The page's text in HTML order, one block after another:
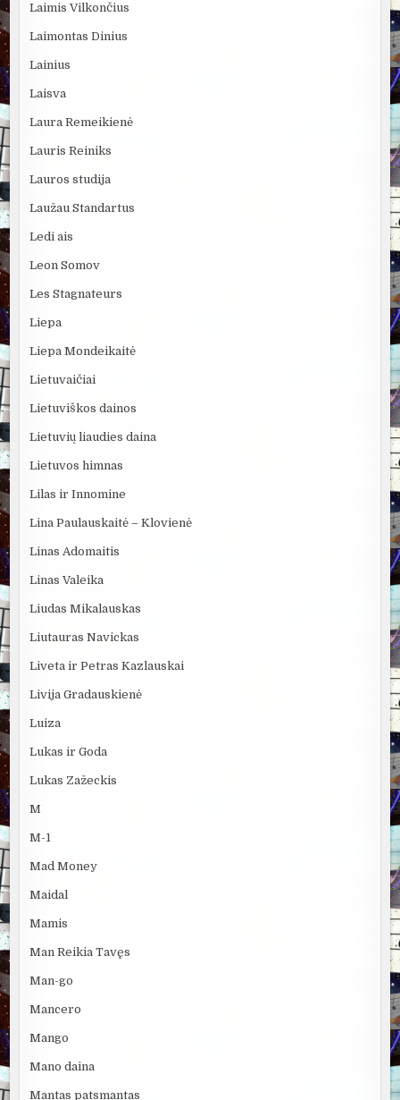
Laimis Vilkončius
Laimontas Dinius
Lainius
Laisva
Laura Remeikienė
Lauris Reiniks
Lauros studija
Laužau Standartus
Ledi ais
Leon Somov
Les Stagnateurs
Liepa
Liepa Mondeikaitė
Lietuvaičiai
Lietuviškos dainos
Lietuvių liaudies daina
Lietuvos himnas
Lilas ir Innomine
Lina Paulauskaitė – Klovienė
Linas Adomaitis
Linas Valeika
Liudas Mikalauskas
Liutauras Navickas
Liveta ir Petras Kazlauskai
Livija Gradauskienė
Luiza
Lukas ir Goda
Lukas Zažeckis
M
M-1
Mad Money
Maidal
Mamis
Man Reikia Tavęs
Man-go
Mancero
Mango
Mano daina
Mantas patsmantas